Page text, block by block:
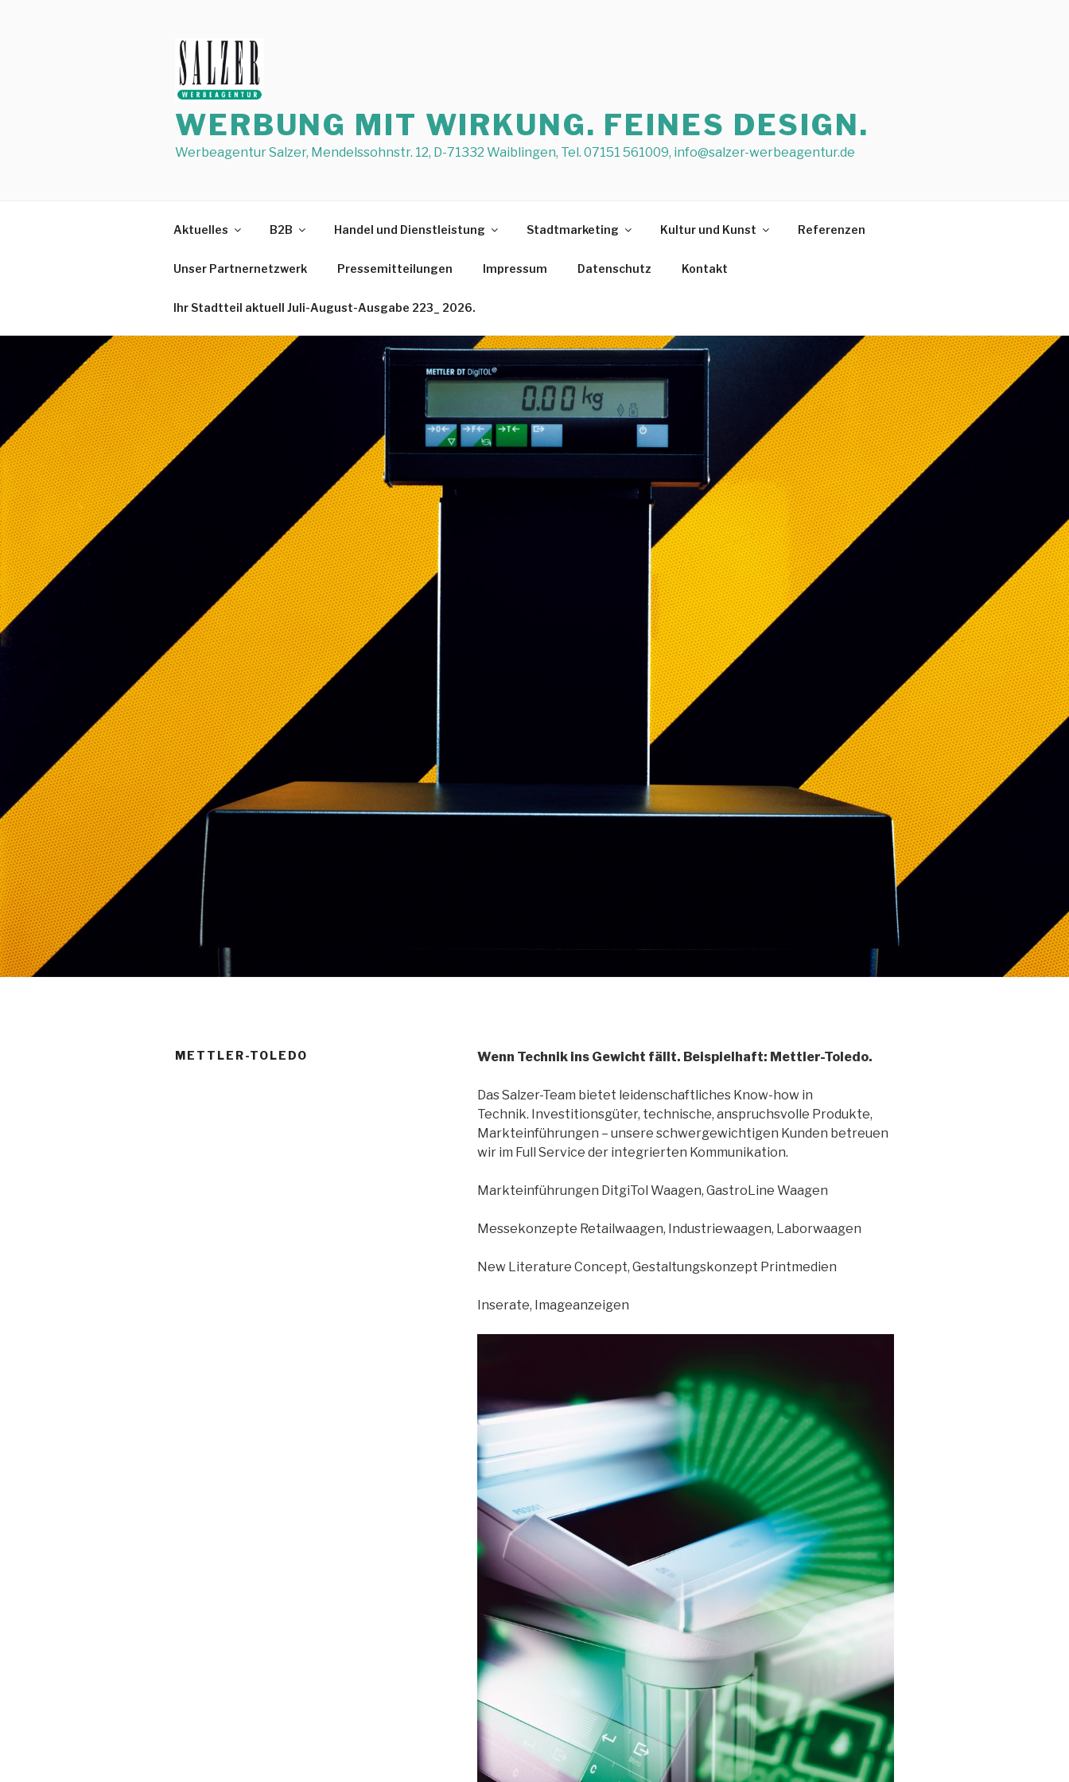
WERBUNG MIT WIRKUNG. FEINES DESIGN.
Werbeagentur Salzer, Mendelssohnstr. 12, D-71332 Waiblingen, Tel. 07151 561009, info@salzer-werbeagentur.de
Aktuelles B2B Handel und Dienstleistung Stadtmarketing Kultur und Kunst Referenzen
Unser Partnernetzwerk Pressemitteilungen Impressum Datenschutz Kontakt
Ihr Stadtteil aktuell Juli-August-Ausgabe 223_ 2026.
METTLER-TOLEDO Wenn Technik ins Gewicht fällt. Beispielhaft: Mettler-Toledo.
Das Salzer-Team bietet leidenschaftliches Know-how in
Technik. Investitionsgüter, technische, anspruchsvolle Produkte,
Markteinführungen – unsere schwergewichtigen Kunden betreuen
wir im Full Service der integrierten Kommunikation.
Markteinführungen DitgiTol Waagen, GastroLine Waagen
Messekonzepte Retailwaagen, Industriewaagen, Laborwaagen
New Literature Concept, Gestaltungskonzept Printmedien
Inserate, Imageanzeigen